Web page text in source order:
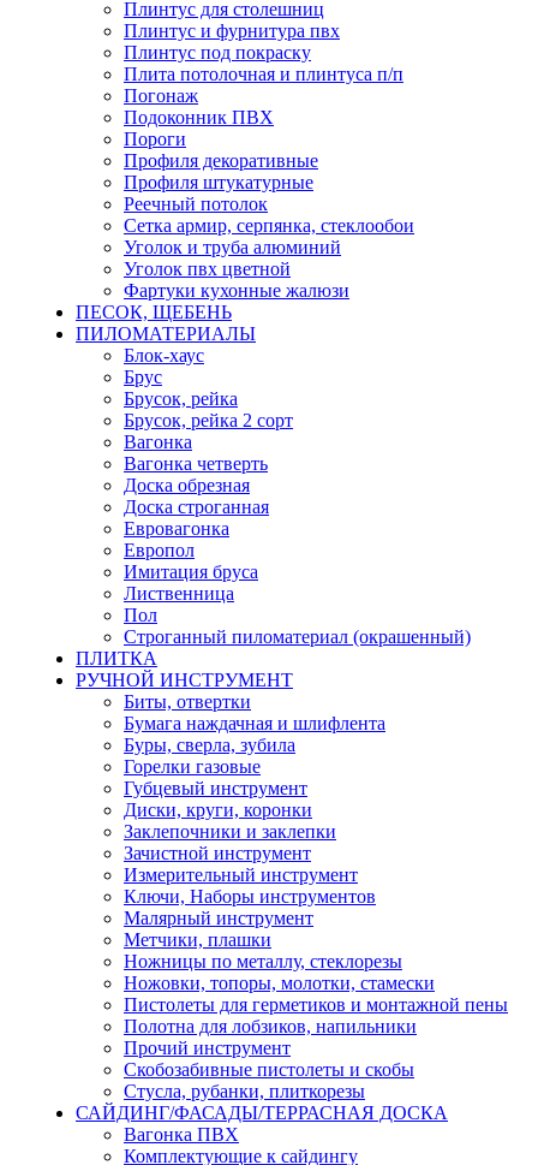
Плинтус для столешниц
Плинтус и фурнитура пвх
Плинтус под покраску
Плита потолочная и плинтуса п/п
Погонаж
Подоконник ПВХ
Пороги
Профиля декоративные
Профиля штукатурные
Реечный потолок
Сетка армир, серпянка, стеклообои
Уголок и труба алюминий
Уголок пвх цветной
Фартуки кухонные жалюзи
ПЕСОК, ЩЕБЕНЬ
ПИЛОМАТЕРИАЛЫ
Блок-хаус
Брус
Брусок, рейка
Брусок, рейка 2 сорт
Вагонка
Вагонка четверть
Доска обрезная
Доска строганная
Евровагонка
Европол
Имитация бруса
Лиственница
Пол
Строганный пиломатериал (окрашенный)
ПЛИТКА
РУЧНОЙ ИНСТРУМЕНТ
Биты, отвертки
Бумага наждачная и шлифлента
Буры, сверла, зубила
Горелки газовые
Губцевый инструмент
Диски, круги, коронки
Заклепочники и заклепки
Зачистной инструмент
Измерительный инструмент
Ключи, Наборы инструментов
Малярный инструмент
Метчики, плашки
Ножницы по металлу, стеклорезы
Ножовки, топоры, молотки, стамески
Пистолеты для герметиков и монтажной пены
Полотна для лобзиков, напильники
Прочий инструмент
Скобозабивные пистолеты и скобы
Стусла, рубанки, плиткорезы
САЙДИНГ/ФАСАДЫ/ТЕРРАСНАЯ ДОСКА
Вагонка ПВХ
Комплектующие к сайдингу